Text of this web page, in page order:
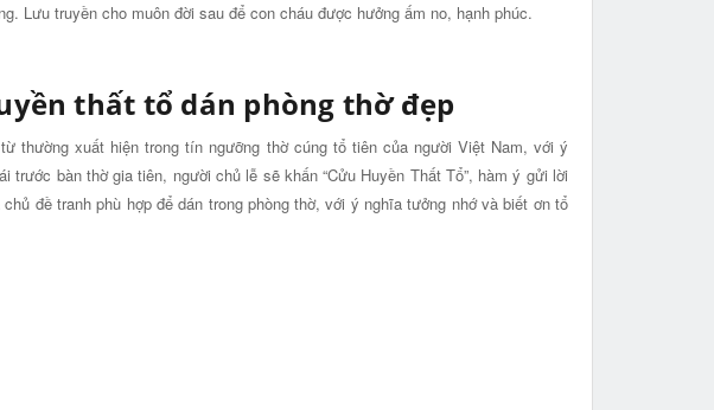
Lưu truyền cho muôn đời sau để con cháu được hưởng ấm no, hạnh phúc.
thất tổ dán phòng thờ đẹp
thường xuất hiện trong tín ngưỡng thờ cúng tổ tiên của người Việt Nam, với ý
bàn thờ gia tiên, người chủ lễ sẽ khấn “Cửu Huyền Thất Tổ”, hàm ý gửi lời
đề tranh phù hợp để dán trong phòng thờ, với ý nghĩa tưởng nhớ và biết ơn tổ